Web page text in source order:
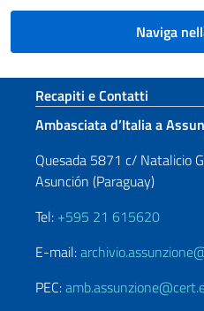
Naviga
Sezione footer
Recapiti e Contatti
Ambasciata d’Italia a
Quesada 5871 c/ Natalicio
Asunción (Paraguay)
Tel: +595 21 615620
E-mail:
PEC: